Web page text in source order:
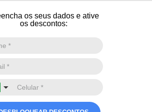
os seus dados e ative
os descontos:
midi canelado